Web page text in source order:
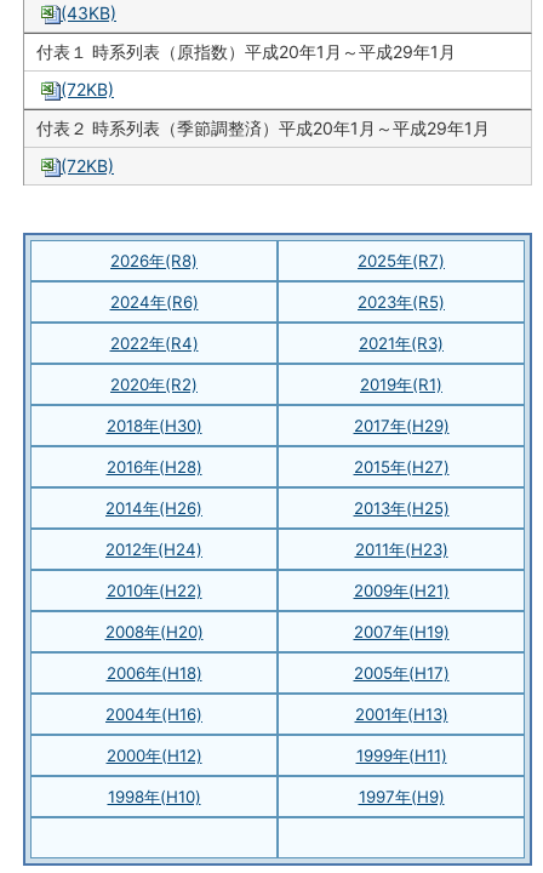
(43KB)
付表１ 時系列表（原指数）平成20年1月～平成29年1月
(72KB)
付表２ 時系列表（季節調整済）平成20年1月～平成29年1月
(72KB)
2026年(R8) 2025年(R7)
2024年(R6) 2023年(R5)
2022年(R4) 2021年(R3)
2020年(R2) 2019年(R1)
2018年(H30) 2017年(H29)
2016年(H28) 2015年(H27)
2014年(H26) 2013年(H25)
2012年(H24) 2011年(H23)
2010年(H22) 2009年(H21)
2008年(H20) 2007年(H19)
2006年(H18) 2005年(H17)
2004年(H16) 2001年(H13)
2000年(H12) 1999年(H11)
1998年(H10) 1997年(H9)